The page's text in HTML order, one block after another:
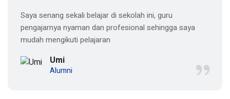
Saya senang sekali belajar di sekolah ini, guru
pengajarnya nyaman dan profesional sehingga saya
mudah mengikuti pelajaran
Umi
Alumni